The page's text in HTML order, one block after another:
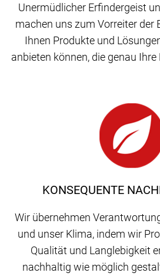
KONSEQUENTE
Wir übernehmen
und unser Klima, indem wir
Qualität und Langlebigkeit
nachhaltig wie möglich
Unermüdlicher Erfindergeist
machen uns zum Vorreiter der
Ihnen Produkte und
anbieten können, die genau